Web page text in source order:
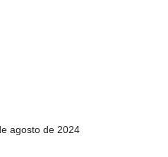
agosto de 2024